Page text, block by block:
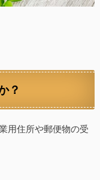
？
用住所や郵便物の受